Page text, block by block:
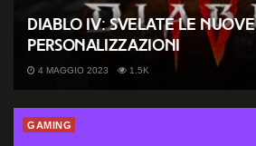
Diablo IV: svelate le nuove
personalizzazioni
4 MAGGIO 2023 1.5K
GAMING